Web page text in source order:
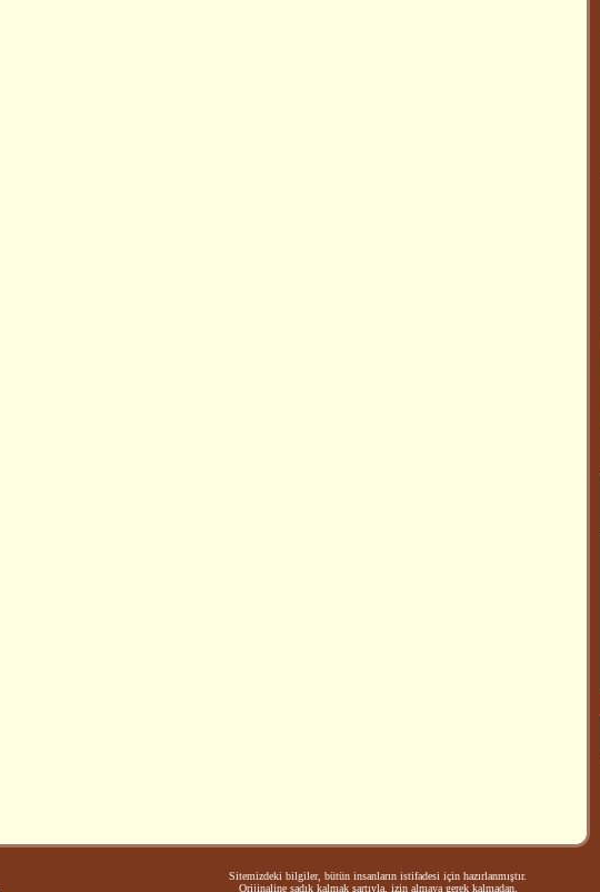
Sitemizdeki bilgiler, bütün insanların istifadesi için hazırlanmıştır.
Orijinaline sadık kalmak şartıyla, izin almaya gerek kalmadan,